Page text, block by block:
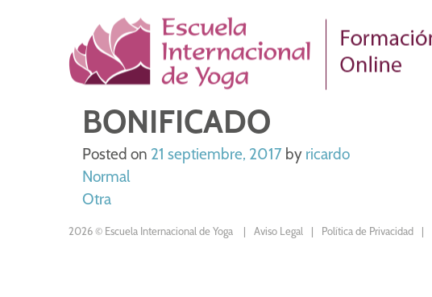
BONIFICADO
Posted on 21 septiembre, 2017 by ricardo
NAVEGACIÓN
DE
Normal
Otra
2026 © Escuela Internacional de Yoga Aviso Legal Política de Privacidad